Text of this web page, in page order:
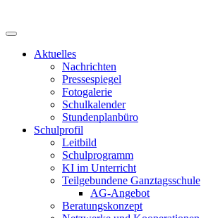
Aktuelles
Nachrichten
Pressespiegel
Fotogalerie
Schulkalender
Stundenplanbüro
Schulprofil
Leitbild
Schulprogramm
KI im Unterricht
Teilgebundene Ganztagsschule
AG-Angebot
Beratungskonzept